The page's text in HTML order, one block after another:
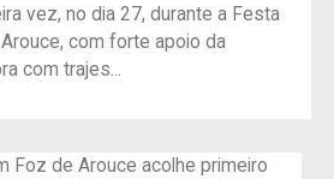
vez, no dia 27, durante a Festa
com forte apoio da
com trajes...